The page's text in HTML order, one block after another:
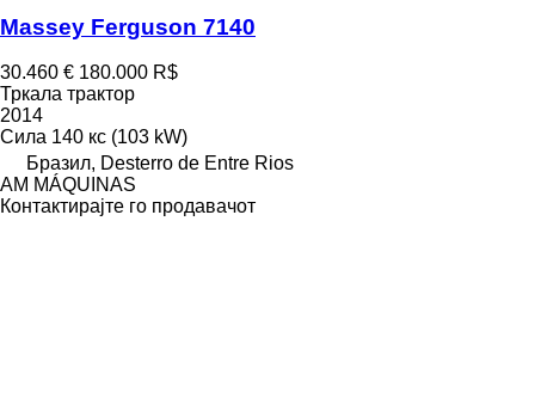
Massey Ferguson 7140
30.460 € 180.000 R$
Тркала трактор
2014
Сила 140 кс (103 kW)
Бразил, Desterro de Entre Rios
AM MÁQUINAS
Контактирајте го продавачот